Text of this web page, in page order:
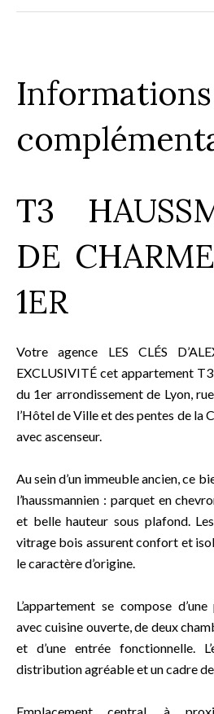
Informations
T3
DE
1ER
Votre agence LES CLÉS
EXCLUSIVITÉ cet appartement
du 1er arrondissement de Lyon,
l’Hôtel de Ville et des pentes de la
avec ascenseur.
Au sein d’un immeuble ancien, ce
l’haussmannien : parquet en
et belle hauteur sous plafond.
vitrage bois assurent confort et
le caractère d’origine.
L’appartement se compose
avec cuisine ouverte, de deux
et d’une entrée fonctionnelle.
distribution agréable et un cadre